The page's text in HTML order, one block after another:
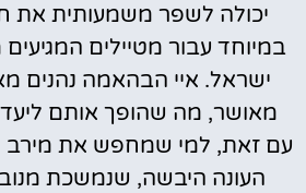
יכולה לשפר משמעותית את
במיוחד עבור מטיילים
ישראל. איי הבהאמה נהנים
מאושר, מה שהופך אותם
עם זאת, למי שמחפש את מירב
העונה היבשה, שנמשכת